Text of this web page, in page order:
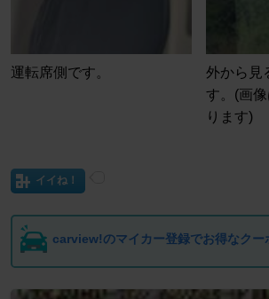
運転席側です。
外から見
す。(画
ります)
イイね！
carview!のマイカー登録でお得なクー